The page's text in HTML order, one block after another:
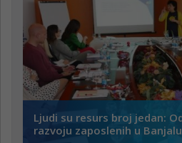
Ljudi su resurs broj jedan:
razvoju zaposlenih u